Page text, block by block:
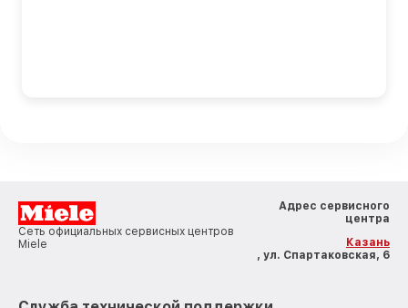
Сеть официальных сервисных центров
Miele
Адрес сервисного
центра
Казань
, ул. Спартаковская, 6